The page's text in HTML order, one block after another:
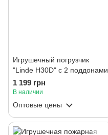
Игрушечный погрузчик
"Linde H30D" с 2 поддонами
1 199 грн
В наличии
Оптовые цены